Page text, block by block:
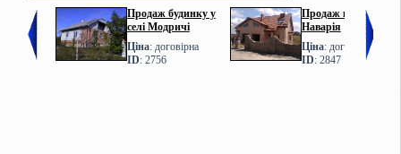
Продаж будинку у
селі Модричі
Ціна: договірна
ID: 2756
Продаж котеджу у с.
Наварія
Ціна: договірна
ID: 2847